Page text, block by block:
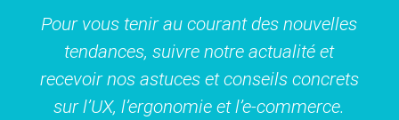
Pour vous tenir au courant des nouvelles
tendances, suivre notre actualité et
recevoir nos astuces et conseils concrets
sur l’UX, l’ergonomie et l’e-commerce.